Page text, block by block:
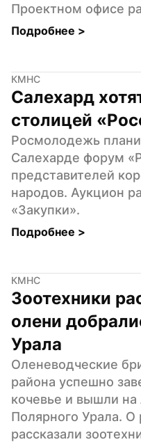
Проектном офисе
Подробнее >
КМНС
Салехард
столицей
Росмолодежь
Салехарде форум
представителей
народов. Аукцион
«Закупки».
Подробнее >
КМНС
Зоотехники
олени
Урала
Оленеводческие
района успешно
кочевье и вышли на
Полярного Урала. О
рассказали